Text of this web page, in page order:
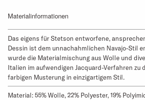
Materialinformationen
Das eigens für Stetson entworfene,
Dessin ist dem unnachahmlichen Navajo-Stil
wurde die Materialmischung aus Wolle und
Italien im aufwendigen Jacquard-Verfahren zu
farbigen Musterung in einzigartigem Stil.
Material: 55% Wolle, 22% Polyester, 19%